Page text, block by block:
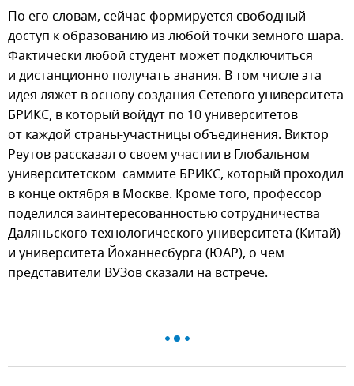
По его словам, сейчас формируется свободный
доступ к образованию из любой точки земного шара.
Фактически любой студент может подключиться
и дистанционно получать знания. В том числе эта
идея ляжет в основу создания Сетевого университета
БРИКС, в который войдут по 10 университетов
от каждой страны-участницы объединения. Виктор
Реутов рассказал о своем участии в Глобальном
университетском саммите БРИКС, который проходил
в конце октября в Москве. Кроме того, профессор
поделился заинтересованностью сотрудничества
Даляньского технологического университета (Китай)
и университета Йоханнесбурга (ЮАР), о чем
представители ВУЗов сказали на встрече.